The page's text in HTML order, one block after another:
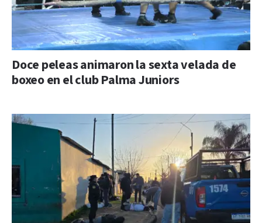
Doce peleas animaron la sexta velada de
boxeo en el club Palma Juniors